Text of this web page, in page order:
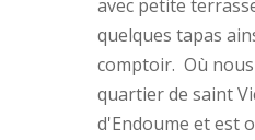
avec petite
quelques tapas
comptoir. Où
quartier de saint
d'Endoume et est